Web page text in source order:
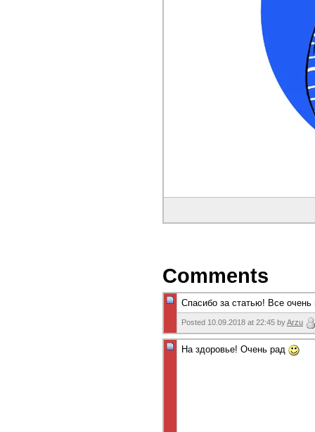
Comments
Спасибо за статью! Все очень
Posted 10.09.2018 at 22:45 byArzu
На здоровье! Очень рад